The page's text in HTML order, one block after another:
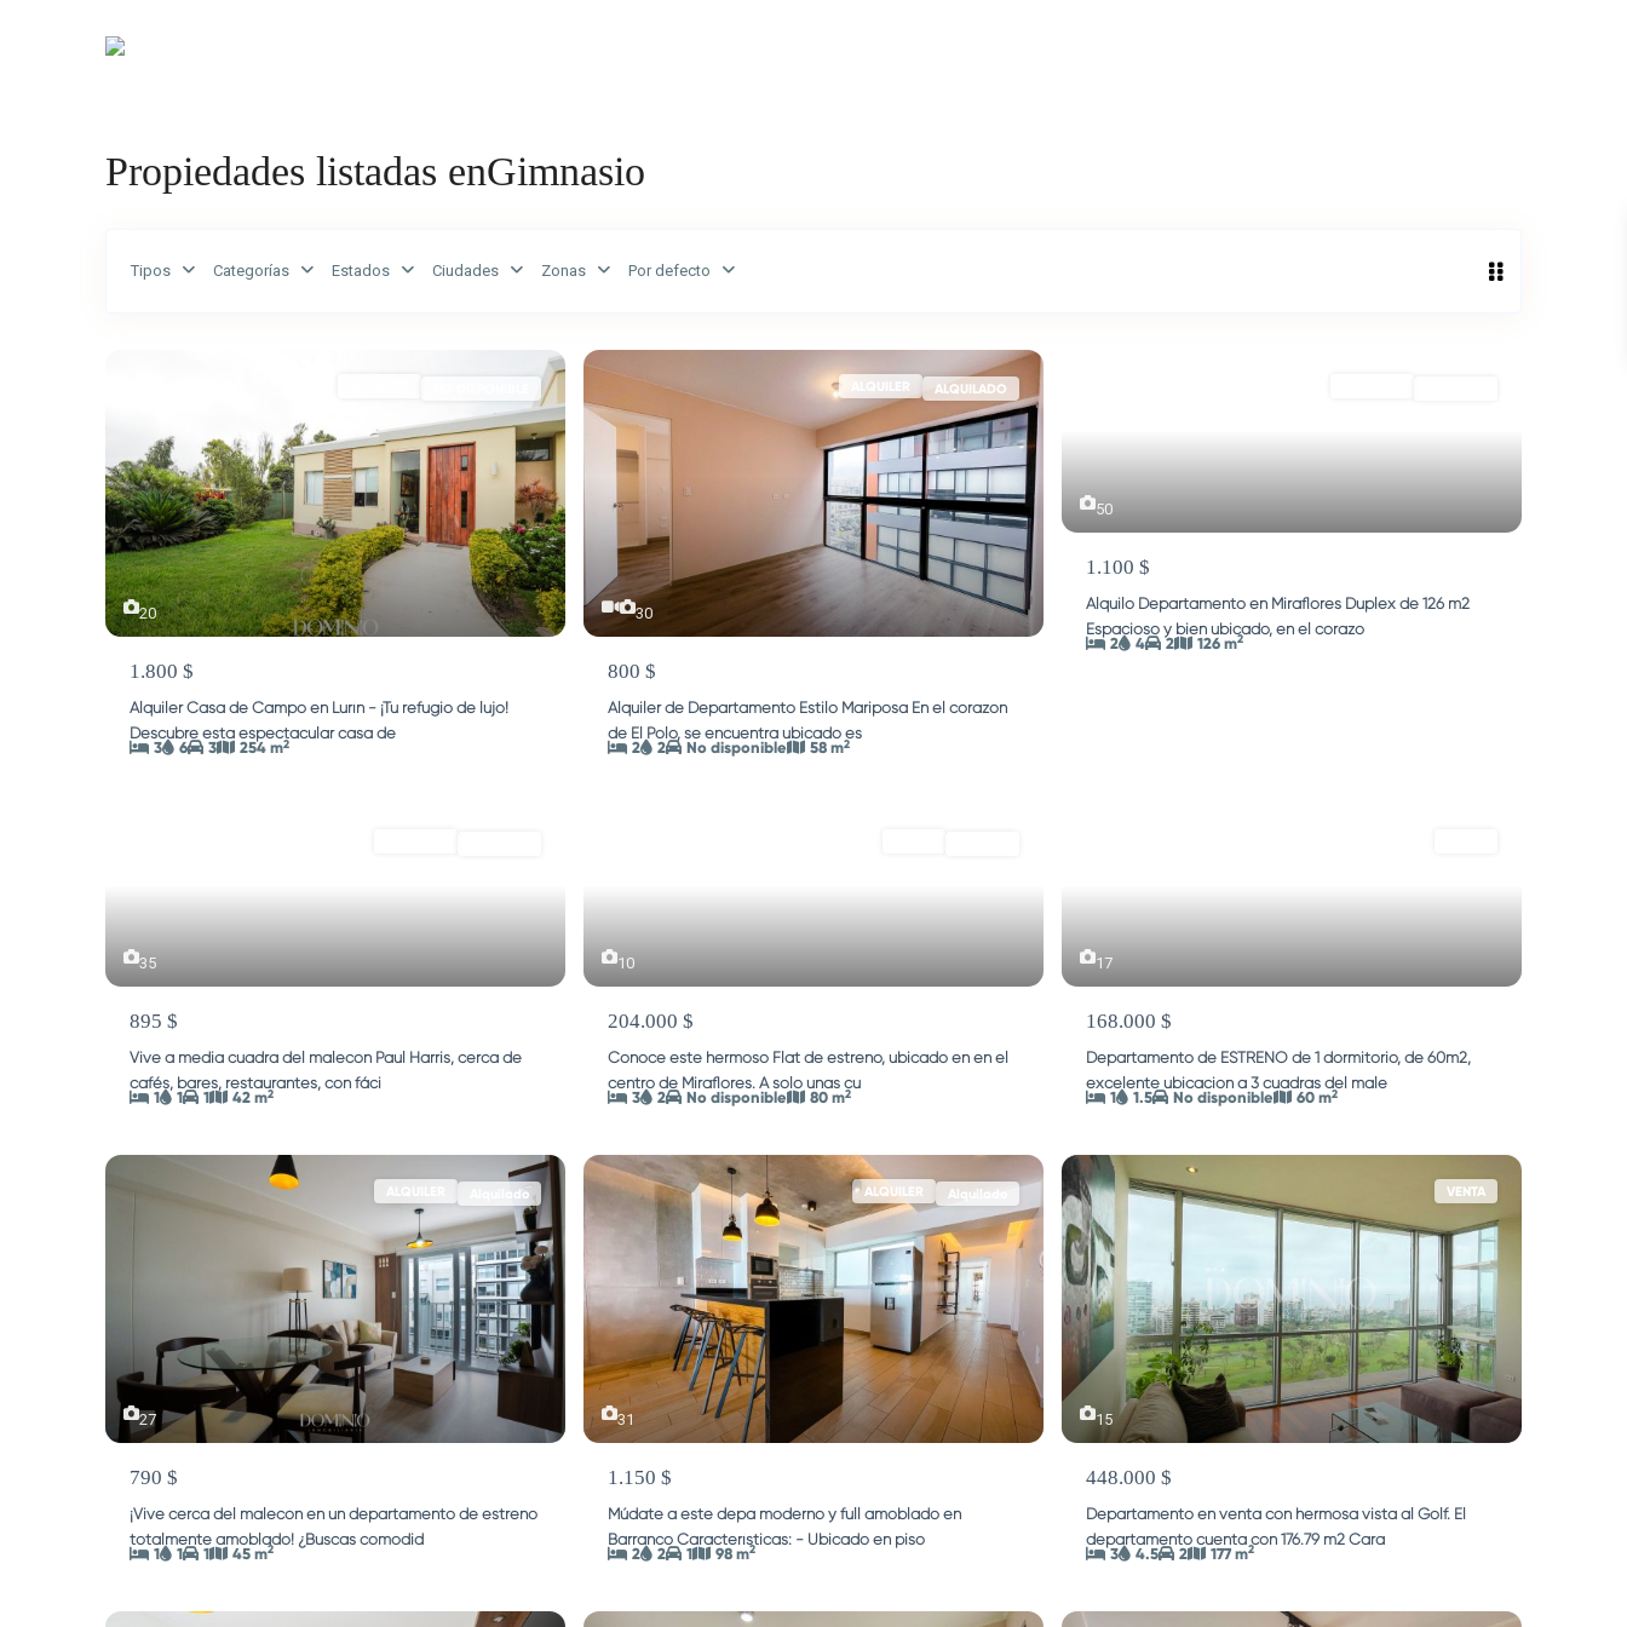
Propiedades listadas enGimnasio
Tipos Categorías Estados Ciudades Zonas Por defecto
20
1.800 $
Alquiler Casa de Campo en Lurín - ¡Tu refugio de lujo!
Descubre esta espectacular casa de
3 6 3 254 m2
30
ALQUILER ALQUILADO
800 $
Alquiler de Departamento Estilo Mariposa En el corazón
de El Polo, se encuentra ubicado es
2 2 No disponible 58 m2
50
1.100 $
Alquilo Departamento en Miraflores Duplex de 126 m2
Espacioso y bien ubicado, en el corazó
2 4 2 126 m2
35
895 $
Vive a media cuadra del malecón Paul Harris, cerca de
cafés, bares, restaurantes, con fáci
1 1 1 42 m2
10
204.000 $
Conoce este hermoso Flat de estreno, ubicado en en el
centro de Miraflores. A solo unas cu
3 2 No disponible 80 m2
17
168.000 $
Departamento de ESTRENO de 1 dormitorio, de 60m2,
excelente ubicación a 3 cuadras del male
1 1.5 No disponible 60 m2
27
Alquilado
790 $
¡Vive cerca del malecón en un departamento de estreno
totalmente amoblado! ¿Buscas comodid
1 1 1 45 m2
31
ALQUILER Alquilado
1.150 $
Múdate a este depa moderno y full amoblado en
Barranco Características: - Ubicado en piso
2 2 1 98 m2
15
VENTA
448.000 $
Departamento en venta con hermosa vista al Golf. El
departamento cuenta con 176.79 m2 Cara
3 4.5 2 177 m2